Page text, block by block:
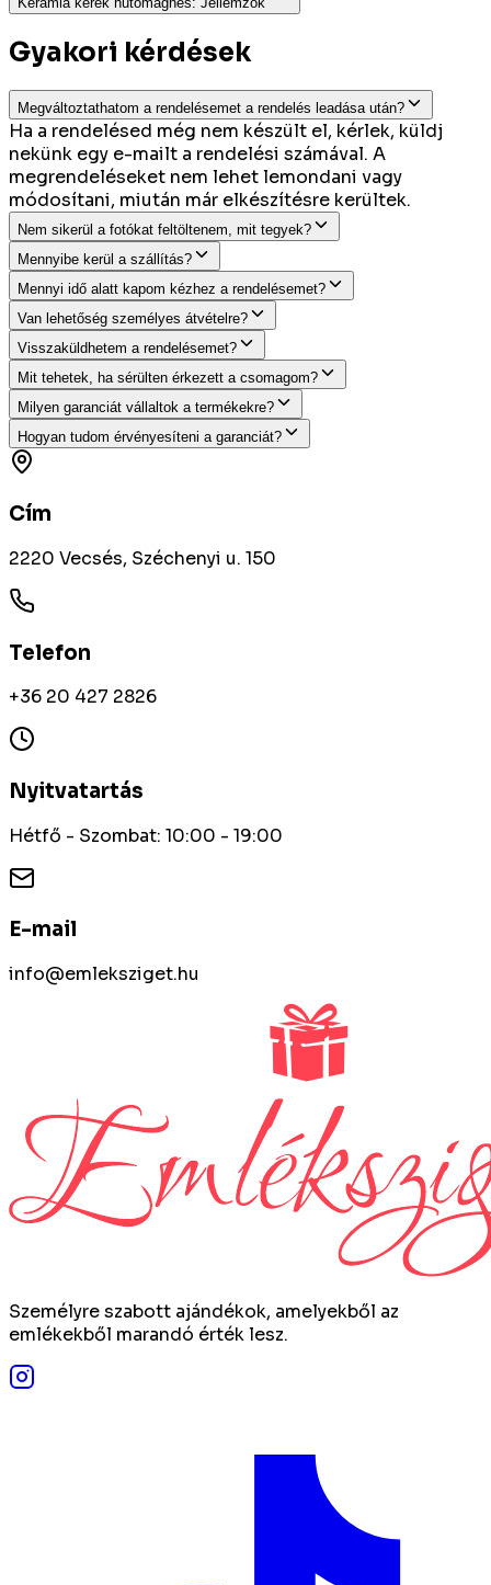
Gyakori kérdések
Megváltoztathatom a rendelésemet a rendelés leadása után?
Ha a rendelésed még nem készült el, kérlek, küldj
nekünk egy e-mailt a rendelési számával. A
megrendeléseket nem lehet lemondani vagy
módosítani, miután már elkészítésre kerültek.
Nem sikerül a fotókat feltöltenem, mit tegyek?
Mennyibe kerül a szállítás?
Mennyi idő alatt kapom kézhez a rendelésemet?
Van lehetőség személyes átvételre?
Visszaküldhetem a rendelésemet?
Mit tehetek, ha sérülten érkezett a csomagom?
Milyen garanciát vállaltok a termékekre?
Hogyan tudom érvényesíteni a garanciát?
Cím
2220 Vecsés, Széchenyi u. 150
Telefon
+36 20 427 2826
Nyitvatartás
Hétfő - Szombat: 10:00 - 19:00
E-mail
info@emleksziget.hu
Személyre szabott ajándékok, amelyekből az
emlékekből marandó érték lesz.